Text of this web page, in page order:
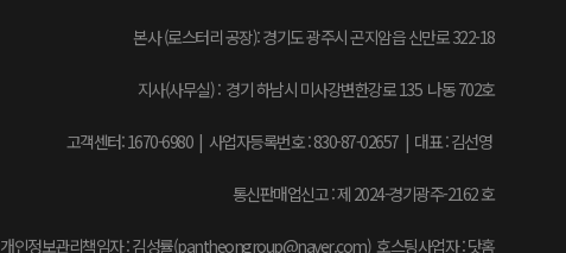
본사 (로스터리 공장): 경기도 광주시 곤지암읍 신만로 322-18
지사(사무실) : 경기 하남시 미사강변한강로 135 나동 702호
고객센터: 1670-6980 | 사업자등록번호 : 830-87-02657 | 대표 : 김선영
통신판매업신고 : 제 2024-경기광주-2162 호
개인정보관리책임자 : 김성률(pantheongroup@naver.com) 호스팅사업자 : 닷홈